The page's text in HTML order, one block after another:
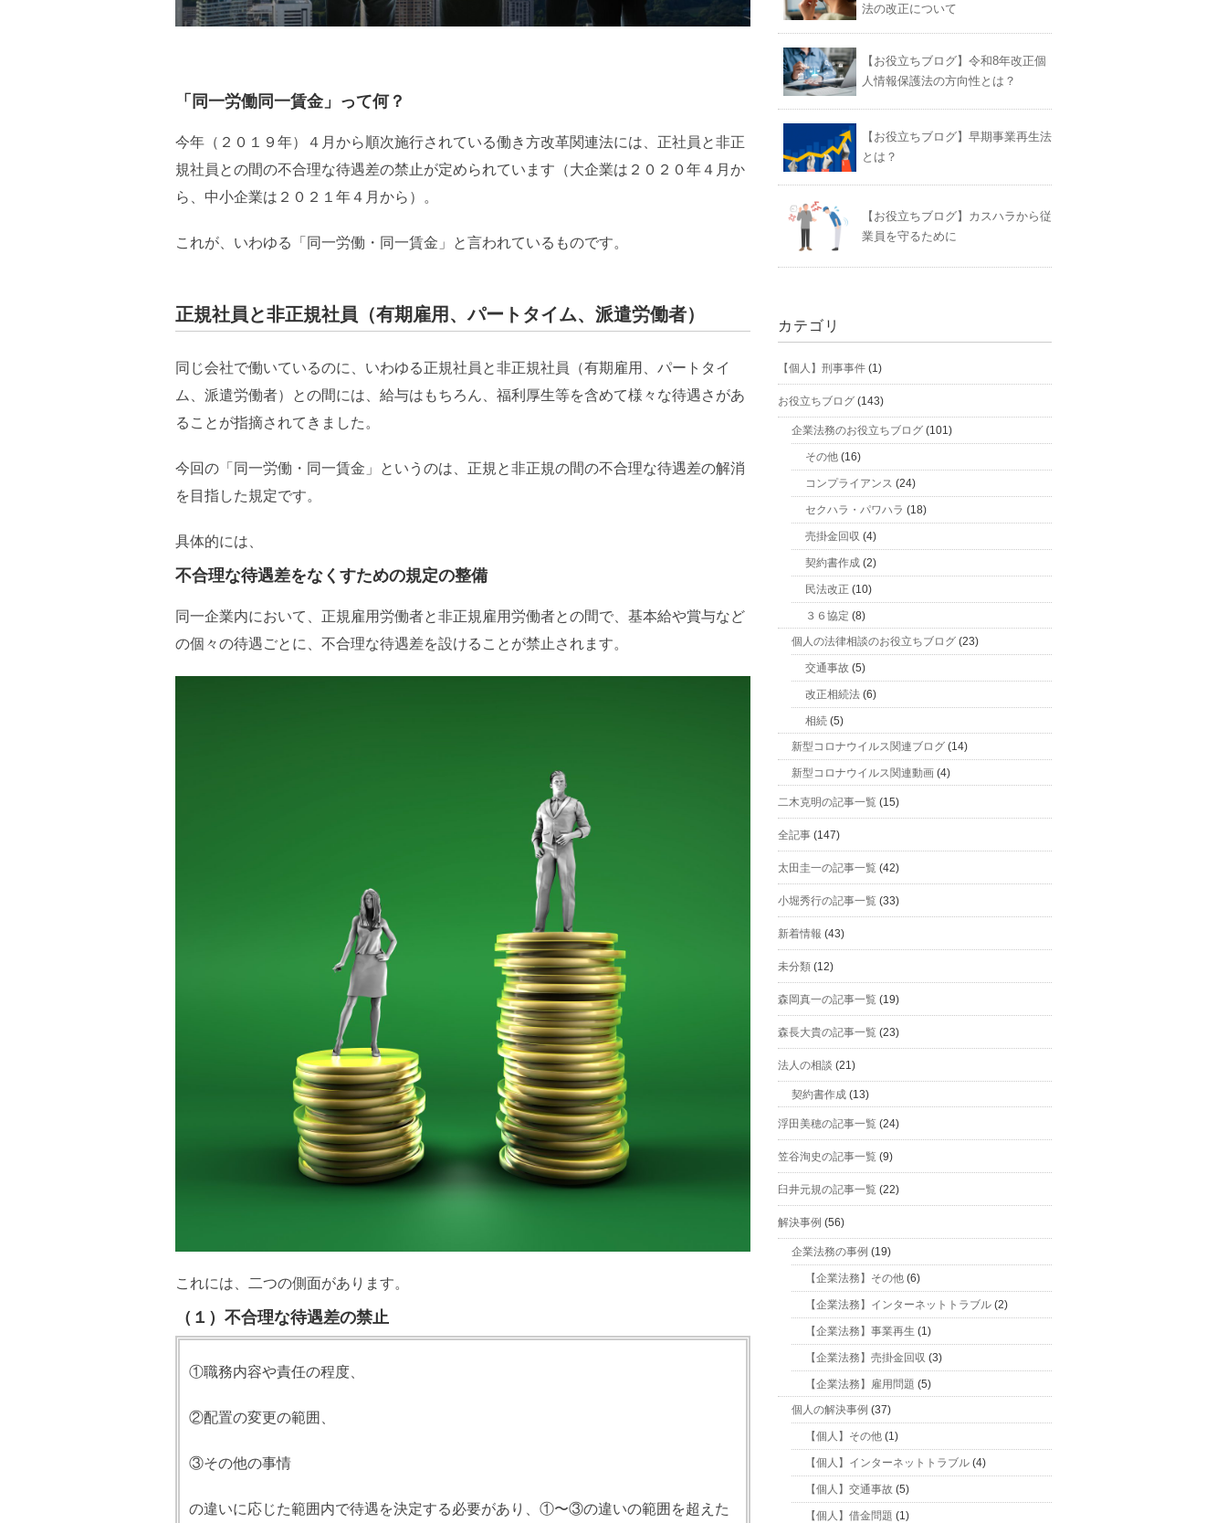
「同一労働同一賃金」って何？
今年（２０１９年）４月から順次施行されている働き方改革関連法には、正社員と非正
規社員との間の不合理な待遇差の禁止が定められています（大企業は２０２０年４月か
ら、中小企業は２０２１年４月から）。
これが、いわゆる「同一労働・同一賃金」と言われているものです。
正規社員と非正規社員（有期雇用、パートタイム、派遣労働者）
同じ会社で働いているのに、いわゆる正規社員と非正規社員（有期雇用、パートタイ
ム、派遣労働者）との間には、給与はもちろん、福利厚生等を含めて様々な待遇さがあ
ることが指摘されてきました。
今回の「同一労働・同一賃金」というのは、正規と非正規の間の不合理な待遇差の解消
を目指した規定です。
具体的には、
不合理な待遇差をなくすための規定の整備
同一企業内において、正規雇用労働者と非正規雇用労働者との間で、基本給や賞与など
の個々の待遇ごとに、不合理な待遇差を設けることが禁止されます。
これには、二つの側面があります。
（１）不合理な待遇差の禁止
①職務内容や責任の程度、
②配置の変更の範囲、
③その他の事情
の違いに応じた範囲内で待遇を決定する必要があり、①〜③の違いの範囲を超えた
法の改正について
【お役立ちブログ】令和8年改正個
人情報保護法の方向性とは？
【お役立ちブログ】早期事業再生法
とは？
【お役立ちブログ】カスハラから従
業員を守るために
カテゴリ
【個人】刑事事件 (1)
お役立ちブログ (143)
企業法務のお役立ちブログ (101)
その他 (16)
コンプライアンス (24)
セクハラ・パワハラ (18)
売掛金回収 (4)
契約書作成 (2)
民法改正 (10)
３６協定 (8)
個人の法律相談のお役立ちブログ (23)
交通事故 (5)
改正相続法 (6)
相続 (5)
新型コロナウイルス関連ブログ (14)
新型コロナウイルス関連動画 (4)
二木克明の記事一覧 (15)
全記事 (147)
太田圭一の記事一覧 (42)
小堀秀行の記事一覧 (33)
新着情報 (43)
未分類 (12)
森岡真一の記事一覧 (19)
森長大貴の記事一覧 (23)
法人の相談 (21)
契約書作成 (13)
浮田美穂の記事一覧 (24)
笠谷洵史の記事一覧 (9)
臼井元規の記事一覧 (22)
解決事例 (56)
企業法務の事例 (19)
【企業法務】その他 (6)
【企業法務】インターネットトラブル (2)
【企業法務】事業再生 (1)
【企業法務】売掛金回収 (3)
【企業法務】雇用問題 (5)
個人の解決事例 (37)
【個人】その他 (1)
【個人】インターネットトラブル (4)
【個人】交通事故 (5)
【個人】借金問題 (1)